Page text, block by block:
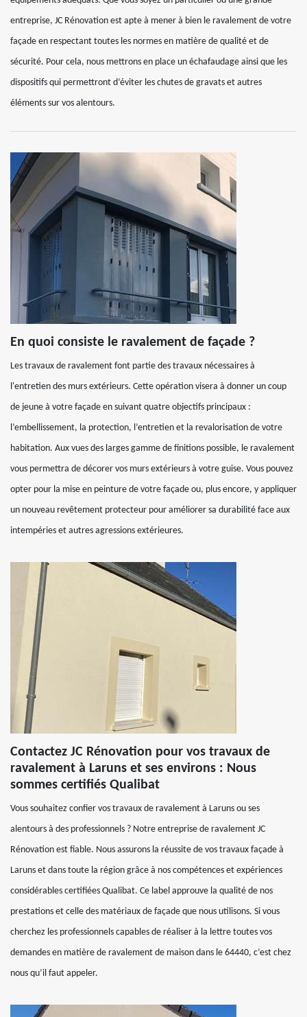
entreprise, JC Rénovation est apte à mener à bien le ravalement de votre
façade en respectant toutes les normes en matière de qualité et de
sécurité. Pour cela, nous mettrons en place un échafaudage ainsi que les
dispositifs qui permettront d’éviter les chutes de gravats et autres
éléments sur vos alentours.
En quoi consiste le ravalement de façade ?
Les travaux de ravalement font partie des travaux nécessaires à
l'entretien des murs extérieurs. Cette opération visera à donner un coup
de jeune à votre façade en suivant quatre objectifs principaux :
l’embellissement, la protection, l’entretien et la revalorisation de votre
habitation. Aux vues des larges gamme de finitions possible, le ravalement
vous permettra de décorer vos murs extérieurs à votre guise. Vous pouvez
opter pour la mise en peinture de votre façade ou, plus encore, y appliquer
un nouveau revêtement protecteur pour améliorer sa durabilité face aux
intempéries et autres agressions extérieures.
Contactez JC Rénovation pour vos travaux de
ravalement à Laruns et ses environs : Nous
sommes certifiés Qualibat
Vous souhaitez confier vos travaux de ravalement à Laruns ou ses
alentours à des professionnels ? Notre entreprise de ravalement JC
Rénovation est fiable. Nous assurons la réussite de vos travaux façade à
Laruns et dans toute la région grâce à nos compétences et expériences
considérables certifiées Qualibat. Ce label approuve la qualité de nos
prestations et celle des matériaux de façade que nous utilisons. Si vous
cherchez les professionnels capables de réaliser à la lettre toutes vos
demandes en matière de ravalement de maison dans le 64440, c’est chez
nous qu’il faut appeler.